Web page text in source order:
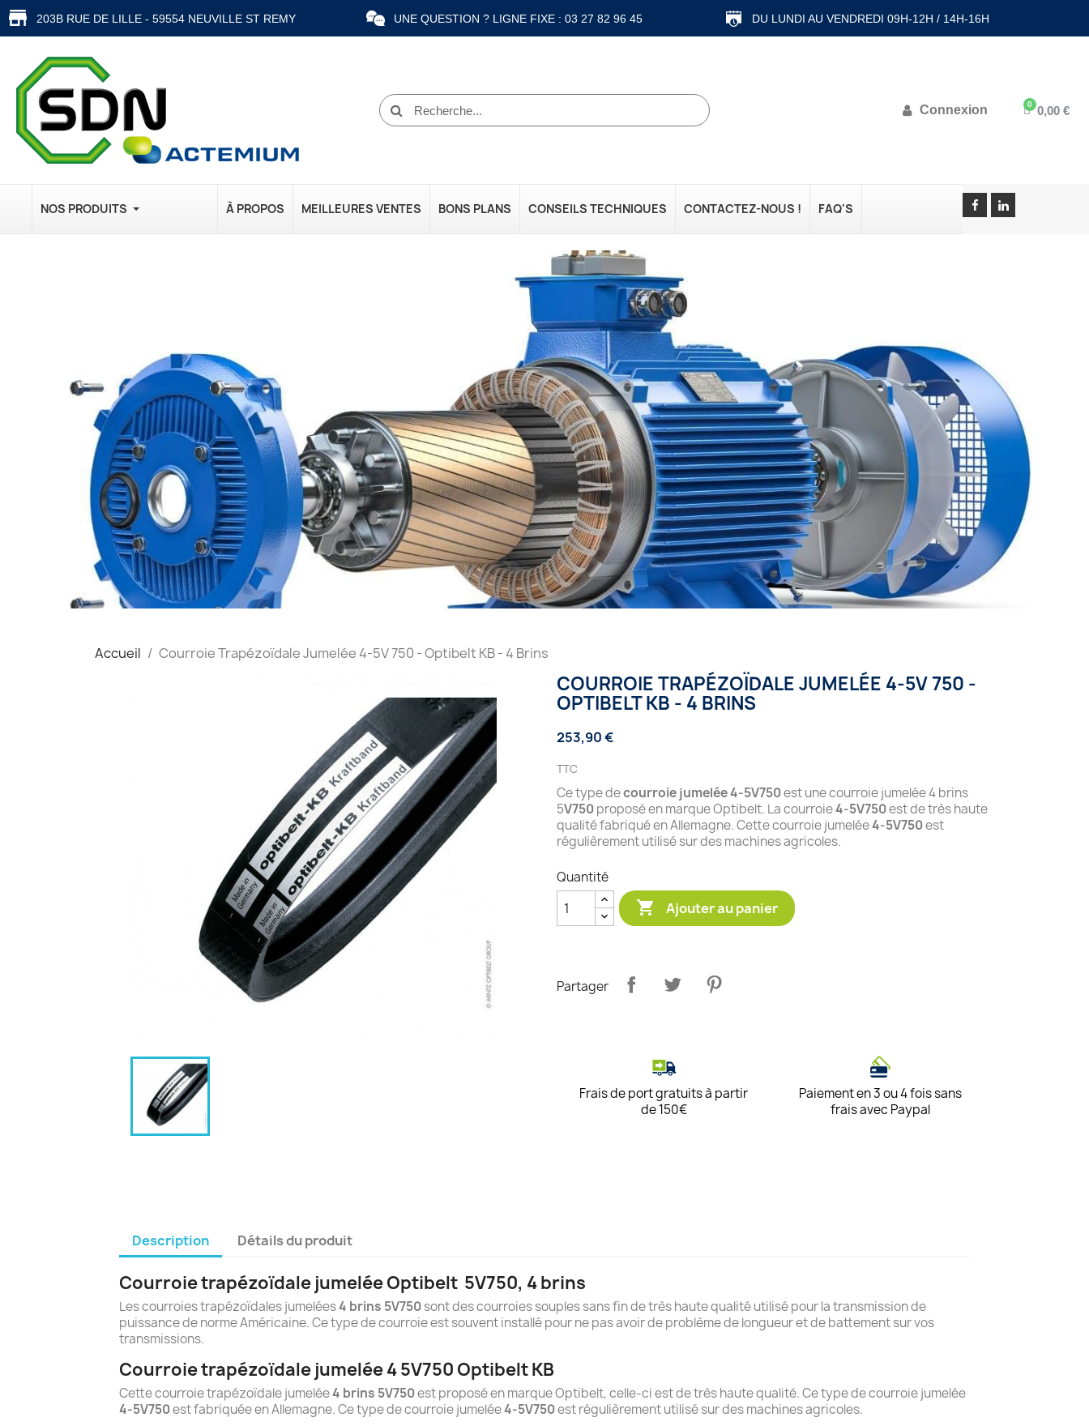
203B RUE DE LILLE - 59554 NEUVILLE ST REMY UNE QUESTION ? LIGNE FIXE : 03 27 82 96 45 DU LUNDI AU VENDREDI 09H-12H / 14H-16H
Connexion 0,00 €
NOS PRODUITS À PROPOS MEILLEURES VENTES BONS PLANS CONSEILS TECHNIQUES CONTACTEZ-NOUS ! FAQ'S
Accueil Courroie Trapézoïdale Jumelée 4-5V 750 - Optibelt KB - 4 Brins
COURROIE TRAPÉZOÏDALE JUMELÉE 4-5V 750 -
OPTIBELT KB - 4 BRINS
253,90 €
TTC
Ce type decourroie jumelée 4-5V750est une courroie jumelée 4 brins
5V750proposé en marque Optibelt. La courroie4-5V750est de très haute
qualité fabriqué en Allemagne. Cette courroie jumelée4-5V750est
régulièrement utilisé sur des machines agricoles.
Quantité
 Ajouter au panier
Partager
Frais de port gratuits à partir
de 150€
Paiement en 3 ou 4 fois sans
frais avec Paypal
Description Détails du produit
Courroie trapézoïdale jumelée Optibelt 5V750, 4 brins
Les courroies trapézoïdales jumelées4 brins 5V750sont des courroies souples sans fin de très haute qualité utilisé pour la transmission de
puissance de norme Américaine. Ce type de courroie est souvent installé pour ne pas avoir de problème de longueur et de battement sur vos
transmissions.
Courroie trapézoïdale jumelée 4 5V750 Optibelt KB
Cette courroie trapézoïdale jumelée4 brins 5V750est proposé en marque Optibelt, celle-ci est de très haute qualité. Ce type de courroie jumelée
4-5V750est fabriquée en Allemagne. Ce type de courroie jumelée4-5V750est régulièrement utilisé sur des machines agricoles.